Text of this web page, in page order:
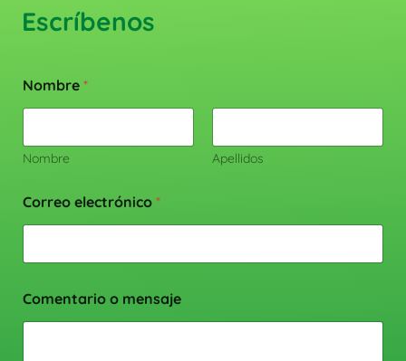
Escríbenos
Nombre *
Nombre Apellidos
Correo electrónico *
Comentario o mensaje